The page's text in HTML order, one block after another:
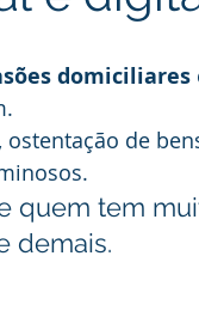
domiciliares
de
quem tem
demais.